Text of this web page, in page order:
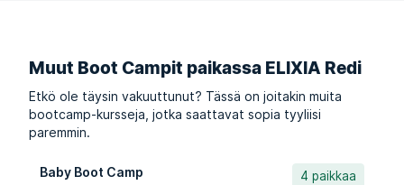
Muut Boot Campit paikassa ELIXIA Redi
Etkö ole täysin vakuuttunut? Tässä on joitakin muita
bootcamp-kursseja, jotka saattavat sopia tyyliisi
paremmin.
Baby Boot Camp 4 paikkaa